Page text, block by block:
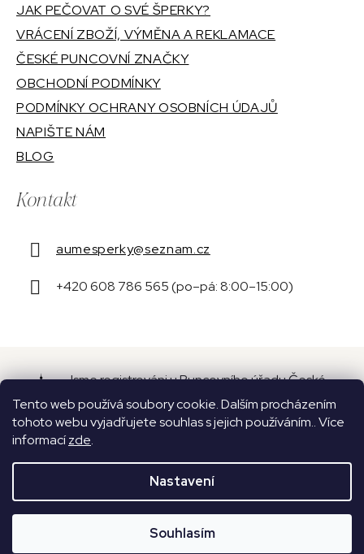
Tento web používá soubory cookie. Dalším procházením
tohoto webu vyjadřujete souhlas s jejich používáním.. Více
informacízde.
Nastavení
Souhlasím
JAK PEČOVAT O SVÉ ŠPERKY?
VRÁCENÍ ZBOŽÍ, VÝMĚNA A REKLAMACE
ČESKÉ PUNCOVNÍ ZNAČKY
OBCHODNÍ PODMÍNKY
PODMÍNKY OCHRANY OSOBNÍCH ÚDAJŮ
NAPIŠTE NÁM
BLOG
Kontakt
aumesperky@seznam.cz
+420 608 786 565 (po–pá: 8:00–15:00)
Jsme registrováni u Puncovního úřadu České
republiky pod číslem 16087.
Vytvořil Shoptet
Copyright 2026Aume. Všechna práva vyhrazena.